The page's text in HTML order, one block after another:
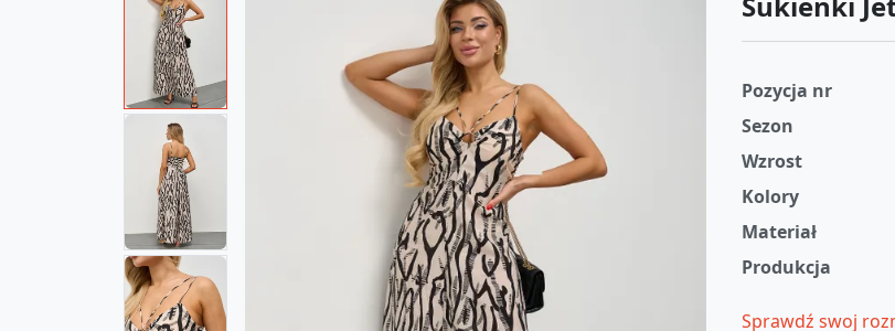
Pozycja nr
Sezon
Wzrost
Kolory
Materiał
Produkcja
Sprawdź swoj